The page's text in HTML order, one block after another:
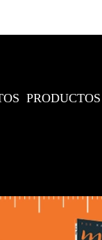
PRODUCTOS